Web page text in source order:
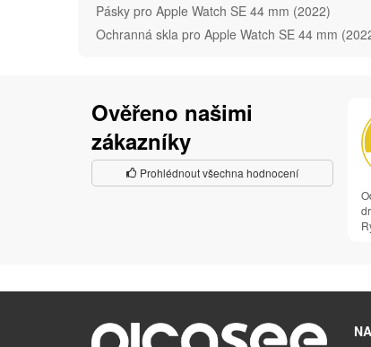
Pásky pro Apple Watch SE 44 mm (2022)
Ochranná skla pro Apple Watch SE 44 mm
Ověřeno našimi
zákazníky
Prohlédnout všechna hodnocení